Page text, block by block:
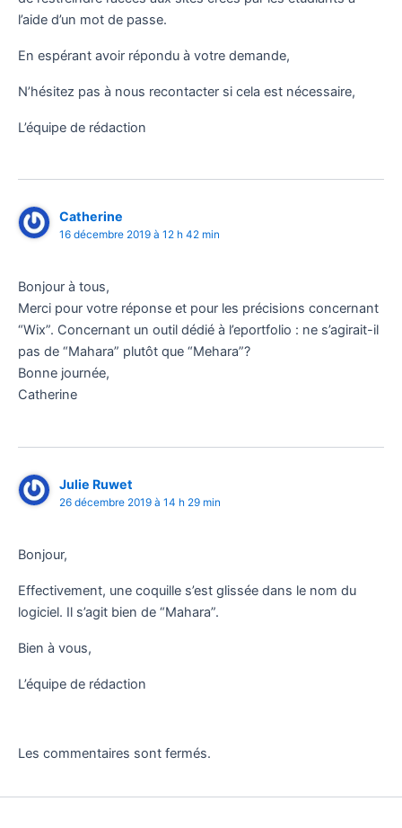
l’aide d’un mot de passe.
En espérant avoir répondu à votre demande,
N’hésitez pas à nous recontacter si cela est nécessaire,
L’équipe de rédaction
Catherine
16 décembre 2019 à 12 h 42 min
Bonjour à tous,
Merci pour votre réponse et pour les précisions concernant
“Wix”. Concernant un outil dédié à l’eportfolio : ne s’agirait-il
pas de “Mahara” plutôt que “Mehara”?
Bonne journée,
Catherine
Julie Ruwet
26 décembre 2019 à 14 h 29 min
Bonjour,
Effectivement, une coquille s’est glissée dans le nom du
logiciel. Il s’agit bien de “Mahara”.
Bien à vous,
L’équipe de rédaction
Les commentaires sont fermés.